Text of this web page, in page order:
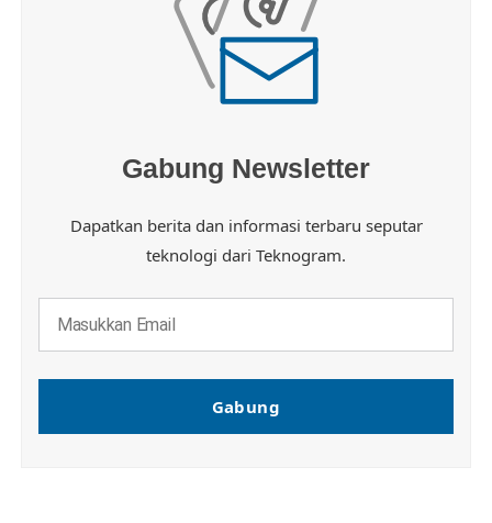
Gabung Newsletter
Dapatkan berita dan informasi terbaru seputar
teknologi dari Teknogram.